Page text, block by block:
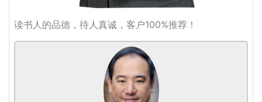
读书人的品德，待人真诚，客户100%推荐！